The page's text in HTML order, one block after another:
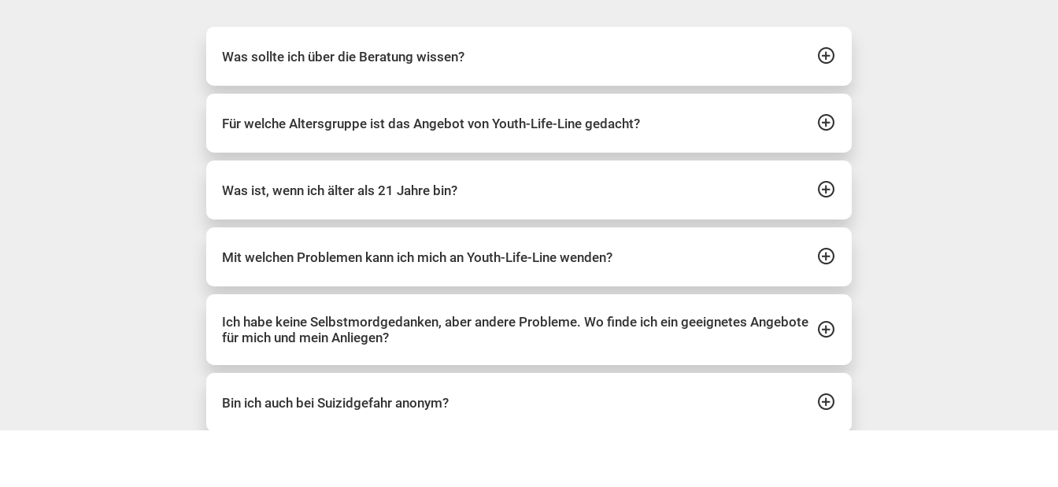
Was sollte ich über die Beratung wissen?
Für welche Altersgruppe ist das Angebot von Youth-Life-Line gedacht?
Was ist, wenn ich älter als 21 Jahre bin?
Mit welchen Problemen kann ich mich an Youth-Life-Line wenden?
Ich habe keine Selbstmordgedanken, aber andere Probleme. Wo finde ich ein geeignetes Angebote
für mich und mein Anliegen?
Bin ich auch bei Suizidgefahr anonym?